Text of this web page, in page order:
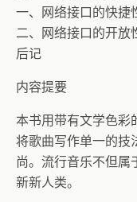
一、网络接口的快捷
二、网络接口的开放
后记
内容提要
本书用带有文学色彩
将歌曲写作单一的技
尚。流行音乐不但属
新新人类。